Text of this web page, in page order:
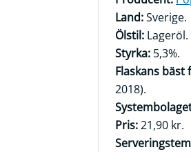
Land:Sverige.
Ölstil: Lageröl.
Styrka: 5,3%.
Flaskans bäst
2018).
Pris:21,90 kr.